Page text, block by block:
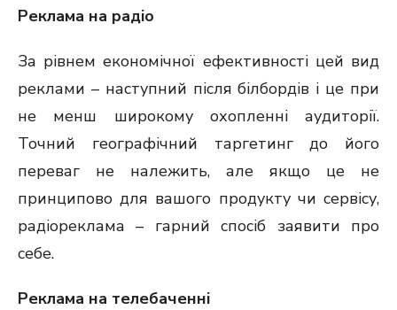
Реклама на радіо
За рівнем економічної ефективності цей вид
реклами – наступний після білбордів і це при
не менш широкому охопленні аудиторії.
Точний географічний таргетинг до його
переваг не належить, але якщо це не
принципово для вашого продукту чи сервісу,
радіореклама – гарний спосіб заявити про
себе.
Реклама на телебаченні